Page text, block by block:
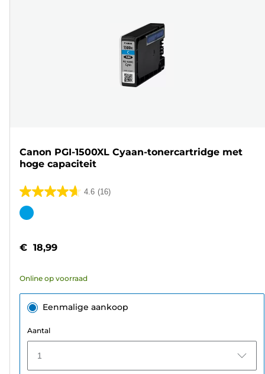
Canon PGI-1500XL Cyaan-tonercartridge met
hoge capaciteit
4.6 (16)
4.6
van
sterren.
beoordelingen
Kleurencartridge
€ 18,99
Online op voorraad
Eenmalige aankoop
Aantal
1